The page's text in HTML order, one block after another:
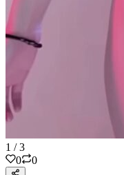
1 /3
0
0